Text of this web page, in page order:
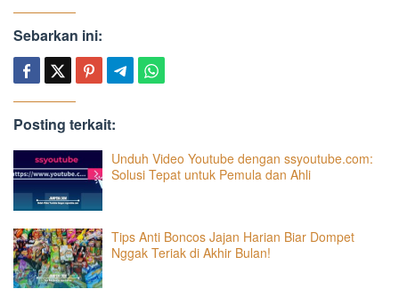
Sebarkan ini:
Posting terkait:
Unduh Video Youtube dengan ssyoutube.com:
Solusi Tepat untuk Pemula dan Ahli
Tips Anti Boncos Jajan Harian Biar Dompet
Nggak Teriak di Akhir Bulan!